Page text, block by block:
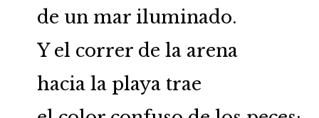
de un mar iluminado.
Y el correr de la arena
hacia la playa trae